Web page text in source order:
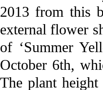
2013 from this
external flower
of ‘Summer
October 6th,
The plant